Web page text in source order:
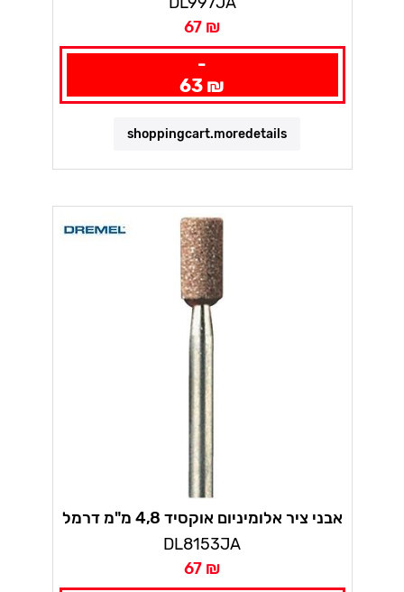
67 ₪
-
63 ₪
shoppingcart.moredetails
אבני ציר אלומיניום אוקסיד 4,8 מ"מ דרמל
DL8153JA
67 ₪